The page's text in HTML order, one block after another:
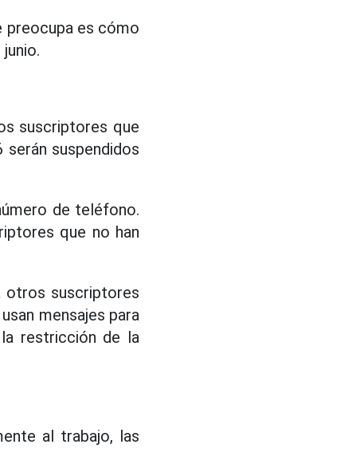
preocupa es cómo
suscriptores que
suspendidos
de teléfono.
que no han
otros suscriptores
mensajes para
restricción de la
al trabajo, las